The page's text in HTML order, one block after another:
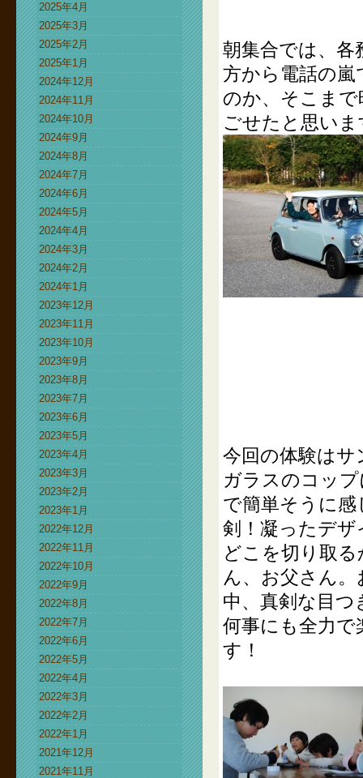
2025年4月
2025年3月
2025年2月
2025年1月
2024年12月
2024年11月
2024年10月
2024年9月
2024年8月
2024年7月
2024年6月
2024年5月
2024年4月
2024年3月
2024年2月
2024年1月
2023年12月
2023年11月
2023年10月
2023年9月
2023年8月
2023年7月
2023年6月
2023年5月
2023年4月
2023年3月
2023年2月
2023年1月
2022年12月
2022年11月
2022年10月
2022年9月
2022年8月
2022年7月
2022年6月
2022年5月
2022年4月
2022年3月
2022年2月
2022年1月
2021年12月
2021年11月
朝集合では、各
方から電話の
のか、そこま
ごせたと思いま
今回の体験は
ガラスのコッ
で簡単そうに
剣！凝ったデ
どこを切り取
ん、お父さん
中、真剣な目
何事にも全力
す！